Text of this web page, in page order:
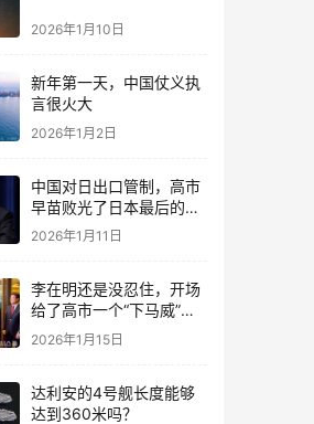
2026年1月10日
新年第一天，中国仗义执
言很火大
2026年1月2日
中国对日出口管制，高市
早苗败光了日本最后的国
运
2026年1月11日
李在明还是没忍住，开场
给了高市一个“下马威”，
还特意提到中国
2026年1月15日
达利安的4号舰长度能够
达到360米吗？